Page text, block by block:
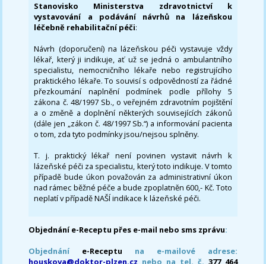
Stanovisko Ministerstva zdravotnictví k
vystavování a podávání návrhů na lázeňskou
léčebně rehabilitační péči:
Návrh (doporučení) na lázeňskou péči vystavuje vždy
lékař, který ji indikuje, ať už se jedná o ambulantního
specialistu, nemocničního lékaře nebo registrujícího
praktického lékaře. To souvisí s odpovědností za řádné
přezkoumání naplnění podmínek podle přílohy 5
zákona č. 48/1997 Sb., o veřejném zdravotním pojištění
a o změně a doplnění některých souvisejících zákonů
(dále jen „zákon č. 48/1997 Sb.“) a informování pacienta
o tom, zda tyto podmínky jsou/nejsou splněny.
T. j. praktický lékař není povinen vystavit návrh k
lázeňské péči za specialistu, který toto indikuje. V tomto
případě bude úkon považován za administrativní úkon
nad rámec běžné péče a bude zpoplatněn 600,- Kč. Toto
neplatí v případě NAŠÍ indikace k lázeňské péči.
Objednání e-Receptu přes e-mail nebo sms zprávu:
Objednání e-Receptu na e-mailové adrese:
houskova@doktor-plzen.cz nebo na tel. č. 377 464